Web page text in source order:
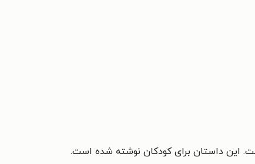
است. این داستان برای کودکان نوشته شده است.